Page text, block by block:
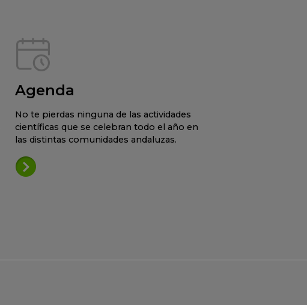
Agenda
No te pierdas ninguna de las actividades
científicas que se celebran todo el año en
las distintas comunidades andaluzas.